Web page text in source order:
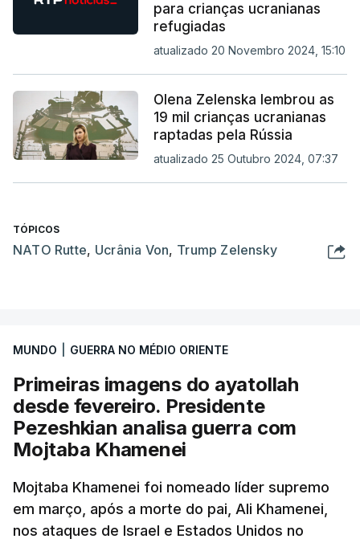
para crianças ucranianas
refugiadas
atualizado 20 Novembro 2024, 15:10
Olena Zelenska lembrou as
19 mil crianças ucranianas
raptadas pela Rússia
atualizado 25 Outubro 2024, 07:37
TÓPICOS
NATO Rutte, Ucrânia Von, Trump Zelensky
MUNDO GUERRA NO MÉDIO ORIENTE
Primeiras imagens do ayatollah
desde fevereiro. Presidente
Pezeshkian analisa guerra com
Mojtaba Khamenei
Mojtaba Khamenei foi nomeado líder supremo
em março, após a morte do pai, Ali Khamenei,
nos ataques de Israel e Estados Unidos no